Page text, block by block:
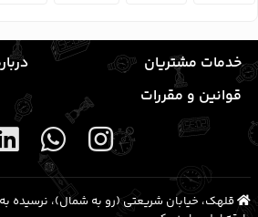
خدمات مشتریان
قوانین و مقررات